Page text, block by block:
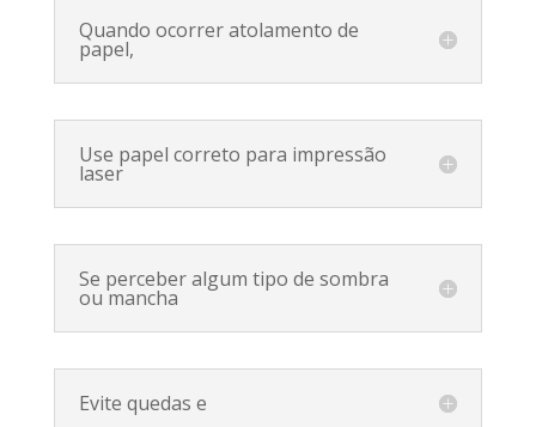
Quando ocorrer atolamento de
papel,
Use papel correto para impressão
laser
Se perceber algum tipo de sombra
ou mancha
Evite quedas e